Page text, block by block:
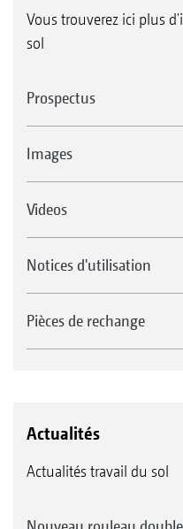
Vous trouverez ici plus
sol
Prospectus
Images
Videos
Notices d'utilisation
Pièces de rechange
Actualités
Actualités travail du sol